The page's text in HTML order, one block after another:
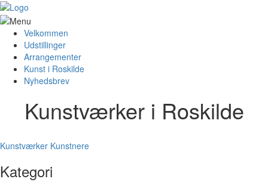
Velkommen
Udstillinger
Arrangementer
Kunst i Roskilde
Nyhedsbrev
Kunstværker i Roskilde
Kunstværker Kunstnere
Kategori